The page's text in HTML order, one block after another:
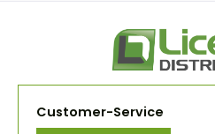
Customer-Service